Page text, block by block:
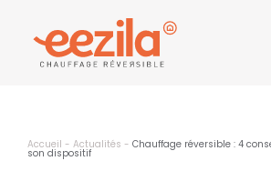
Accueil - Actualités - Chauffage réversible : 4
son dispositif